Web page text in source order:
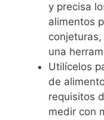
y precisa
alimentos
una
Utilícelos
de
requisitos
medir con